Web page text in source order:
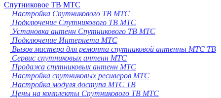
Спутниковое ТВ МТС
Настройка Спутникового ТВ МТС
Подключение Спутникового ТВ МТС
Установка антенн Спутникового ТВ МТС
Подключение Интернета МТС
Вызов мастера для ремонта спутниковой антенны МТС ТВ
Сервис спутниковых антенн МТС
Продажа спутниковых антенн МТС
Настройка спутниковых ресиверов МТС
Настройка модуля доступа МТС ТВ
Цены на комплекты Спутникового ТВ МТС